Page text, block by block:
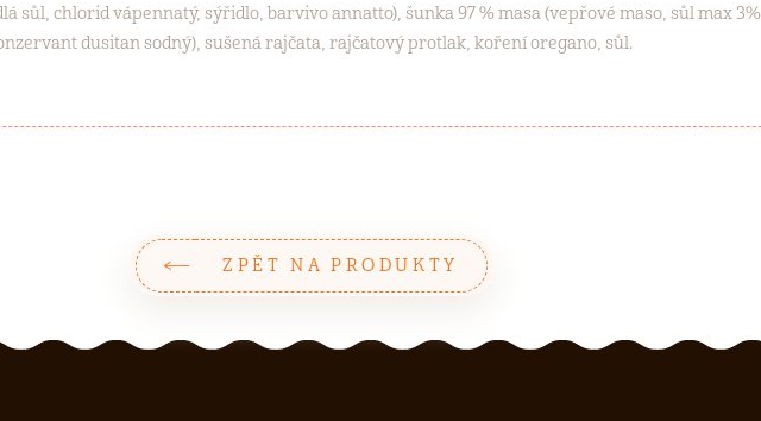
sůl, chlorid vápennatý, sýřidlo, barvivo annatto), šunka 97 % masa (vepřové maso, sůl max 3%,
dusitan sodný), sušená rajčata, rajčatový protlak, koření oregano, sůl.
ZPĚT NA PRODUKTY